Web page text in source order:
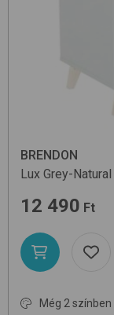
BRENDON
Lux Grey-Natural
12 490 Ft
Még 2 színben